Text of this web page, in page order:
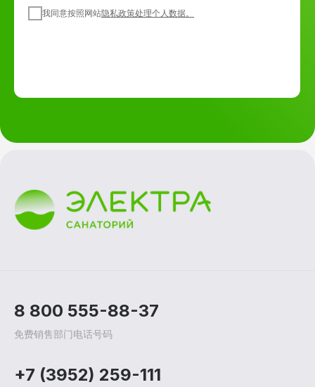
我同意按照网站隐私政策处理个人数据。
免费销售部门电话号码
8 800 555-88-37
+7 (3952) 259-111